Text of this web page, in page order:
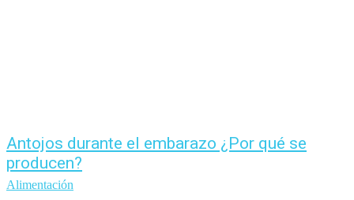
Antojos durante el embarazo ¿Por qué se
producen?
Alimentación